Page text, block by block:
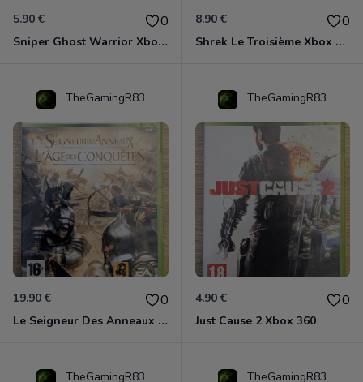
5.90 € 0
Sniper Ghost Warrior Xbox 360
8.90 € 0
Shrek Le Troisième Xbox 360
TheGamingR83
19.90 € 0
Le Seigneur Des Anneaux - L'âge Des Conquêtes Xbox 360
TheGamingR83
4.90 € 0
Just Cause 2 Xbox 360
TheGamingR83 TheGamingR83